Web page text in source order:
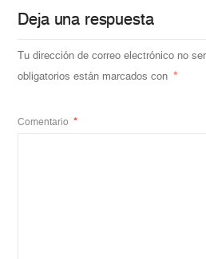
Deja una respuesta
Tu dirección de correo electrónico no
obligatorios están marcados con
*
Comentario *